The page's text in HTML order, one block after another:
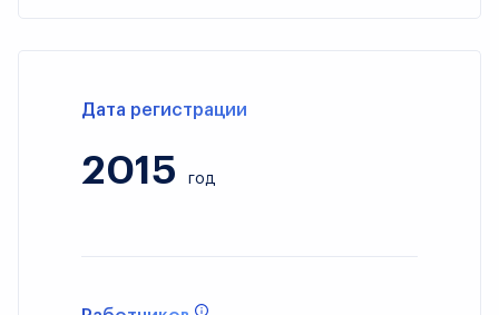
Дата регистрации
2015 год